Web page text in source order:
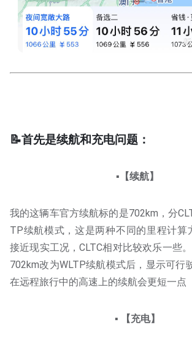
📝首先是续航和充电问题：
▪️【续航】
我的这辆车官方续航标的是702km，分
TP续航模式，这是两种不同的里程计算
接近现实工况，CLTC相对比较欢乐一些
702km改为WLTP续航模式后，显示可行
在远程旅行中的高速上的续航会更短一点
▪️ 【充电】